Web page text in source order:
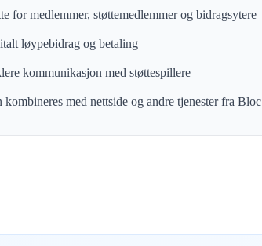
for medlemmer, støttemedlemmer og bidragsytere
løypebidrag og betaling
kommunikasjon med støttespillere
kombineres med nettside og andre tjenester fra Bloc